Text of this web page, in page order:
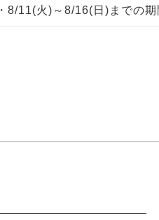
・8/11(火)～8/16(日)までの